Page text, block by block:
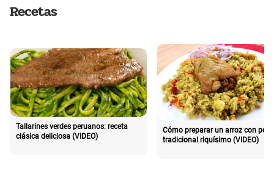
Recetas
Tallarines verdes peruanos: receta
clásica deliciosa (VIDEO)
Cómo preparar un arroz con pollo
tradicional riquísimo (VIDEO)